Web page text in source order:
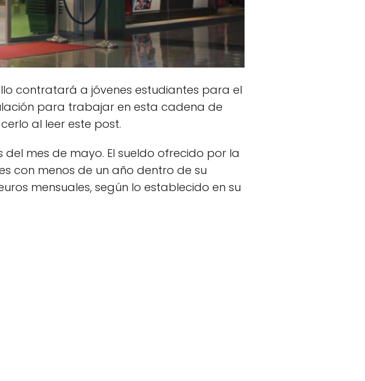
contratará a jóvenes estudiantes para el
para trabajar en esta cadena de
al leer este post.
mes de mayo. El sueldo ofrecido por la
con menos de un año dentro de su
mensuales, según lo establecido en su